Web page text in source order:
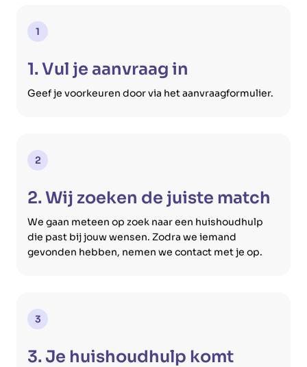
1
1. Vul je aanvraag in
Geef je voorkeuren door via het aanvraagformulier.
2
2. Wij zoeken de juiste match
We gaan meteen op zoek naar een huishoudhulp
die past bij jouw wensen. Zodra we iemand
gevonden hebben, nemen we contact met je op.
3
3. Je huishoudhulp komt